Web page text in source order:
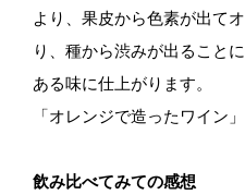
より、果皮から色素が出て
り、種から渋みが出ること
ある味に仕上がります。
「オレンジで造ったワイン
飲み比べてみての感想